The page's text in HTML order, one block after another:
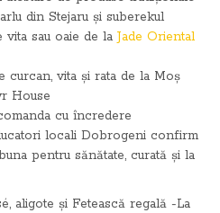
din Stejaru și suberekul
sau oaie de la Jade Oriental
curcan, vita și rata de la Moș
House
cu încredere
locali Dobrogeni confirm
pentru sănătate, curată și la
aligote și Fetească regală -La